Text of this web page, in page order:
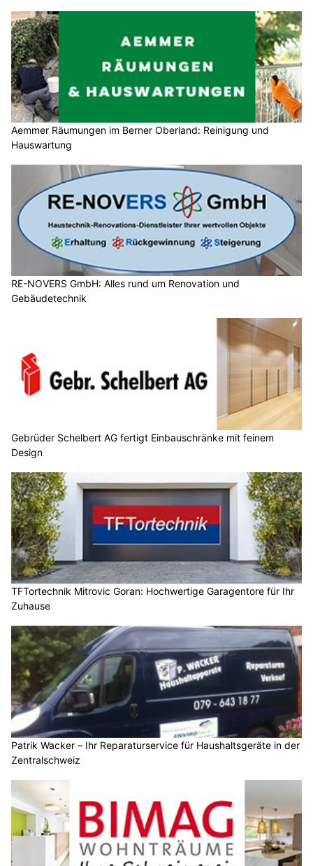
Aemmer Räumungen im Berner Oberland: Reinigung und
Hauswartung
RE-NOVERS GmbH: Alles rund um Renovation und
Gebäudetechnik
Gebrüder Schelbert AG fertigt Einbauschränke mit feinem
Design
TFTortechnik Mitrovic Goran: Hochwertige Garagentore für Ihr
Zuhause
Patrik Wacker – Ihr Reparaturservice für Haushaltsgeräte in der
Zentralschweiz